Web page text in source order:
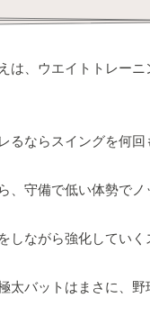
は、ウエイトトレーニ
るならスイングを何回
、守備で低い体勢でノ
しながら強化していく
太バットはまさに、野